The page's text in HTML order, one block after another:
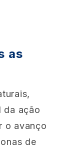
as
da ação
o avanço
de